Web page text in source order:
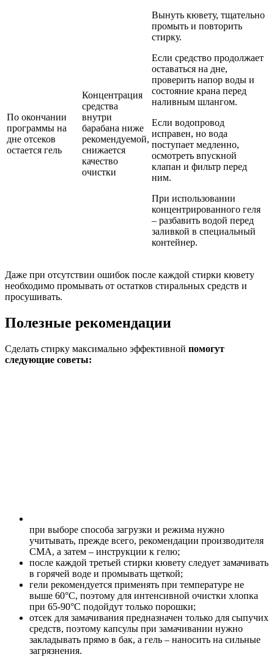
По окончании
программы на
дне отсеков
остается гель
Концентрация
средства
внутри
барабана ниже
рекомендуемой,
снижается
качество
очистки
Вынуть кювету, тщательно
промыть и повторить
стирку.
Если средство продолжает
оставаться на дне,
проверить напор воды и
состояние крана перед
наливным шлангом.
Если водопровод
исправен, но вода
поступает медленно,
осмотреть впускной
клапан и фильтр перед
ним.
При использовании
концентрированного геля
– разбавить водой перед
заливкой в специальный
контейнер.
Даже при отсутствии ошибок после каждой стирки кювету
необходимо промывать от остатков стиральных средств и
просушивать.
Полезные рекомендации
Сделать стирку максимально эффективной помогут
следующие советы:
при выборе способа загрузки и режима нужно
учитывать, прежде всего, рекомендации производителя
СМА, а затем – инструкции к гелю;
после каждой третьей стирки кювету следует замачивать
в горячей воде и промывать щеткой;
гели рекомендуется применять при температуре не
выше 60°С, поэтому для интенсивной очистки хлопка
при 65-90°С подойдут только порошки;
отсек для замачивания предназначен только для сыпучих
средств, поэтому капсулы при замачивании нужно
закладывать прямо в бак, а гель – наносить на сильные
загрязнения.